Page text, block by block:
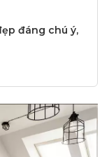
đáng chú ý,